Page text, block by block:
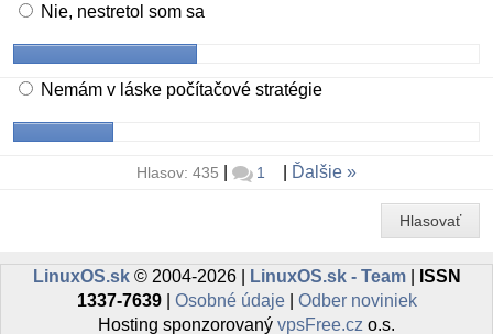
Nie, nestretol som sa
Nemám v láske počítačové stratégie
Hlasov: 435 1 Ďalšie
Hlasovať
LinuxOS.sk© 2004-2026 | LinuxOS.sk - Team|
ISSN
1337-7639| Osobné údaje| Odber noviniek
Hosting sponzorovaný vpsFree.cz o.s.